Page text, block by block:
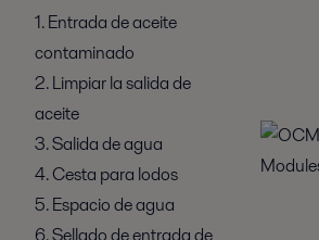
1. Entrada de aceite
contaminado
2. Limpiar la salida de
aceite
3. Salida de agua
4. Cesta para lodos
5. Espacio de agua